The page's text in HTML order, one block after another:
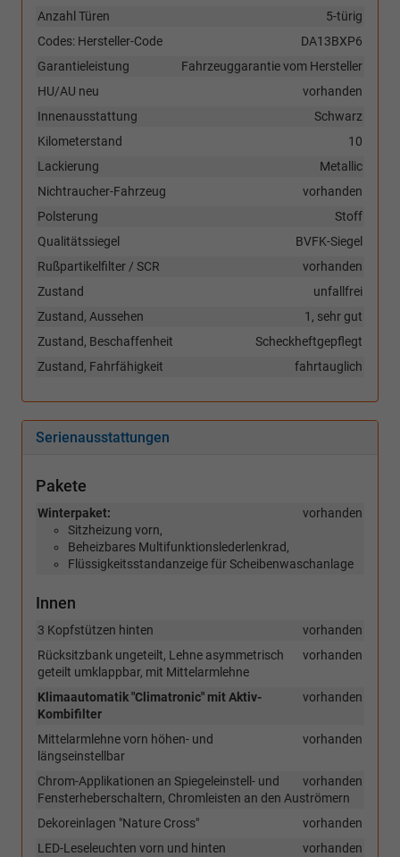
5-türig
Anzahl Türen
DA13BXP6
Codes: Hersteller-Code
Fahrzeuggarantie vom Hersteller
Garantieleistung
vorhanden
HU/AU neu
Schwarz
Innenausstattung
10
Kilometerstand
Metallic
Lackierung
vorhanden
Nichtraucher-Fahrzeug
Stoff
Polsterung
BVFK-Siegel
Qualitätssiegel
vorhanden
Rußpartikelfilter / SCR
unfallfrei
Zustand
1, sehr gut
Zustand, Aussehen
Scheckheftgepflegt
Zustand, Beschaffenheit
fahrtauglich
Zustand, Fahrfähigkeit
Serienausstattungen
Pakete
vorhanden
Winterpaket:
Sitzheizung vorn,
Beheizbares Multifunktionslederlenkrad,
Flüssigkeitsstandanzeige für Scheibenwaschanlage
Innen
vorhanden
3 Kopfstützen hinten
vorhanden
Rücksitzbank ungeteilt, Lehne asymmetrisch
geteilt umklappbar, mit Mittelarmlehne
vorhanden
Klimaautomatik "Climatronic" mit Aktiv-
Kombifilter
vorhanden
Mittelarmlehne vorn höhen- und
längseinstellbar
vorhanden
Chrom-Applikationen an Spiegeleinstell- und
Fensterheberschaltern, Chromleisten an den Auströmern
vorhanden
Dekoreinlagen "Nature Cross"
vorhanden
LED-Leseleuchten vorn und hinten